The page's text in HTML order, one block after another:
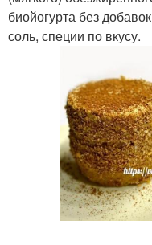
биойогурта без
соль, специи по вкусу.